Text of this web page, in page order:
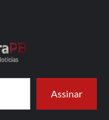
Assinar